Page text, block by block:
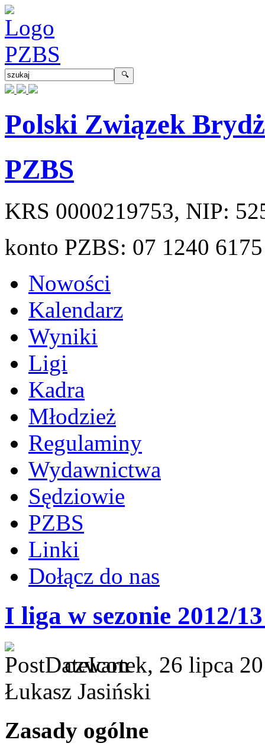
Polski Związek
PZBS
KRS 0000219753, NIP:
konto PZBS: 07 1240
Nowości
Kalendarz
Wyniki
Ligi
Kadra
Młodzież
Regulaminy
Wydawnictwa
Sędziowie
PZBS
Linki
Dołącz do nas
I liga w sezonie 2012/
czwartek, 26 lipca
Łukasz Jasiński
Zasady ogólne